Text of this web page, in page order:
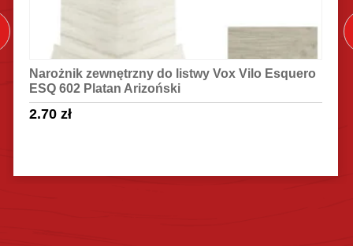
Narożnik zewnętrzny do listwy Vox Vilo Esquero
ESQ 602 Platan Arizoński
2.70 zł